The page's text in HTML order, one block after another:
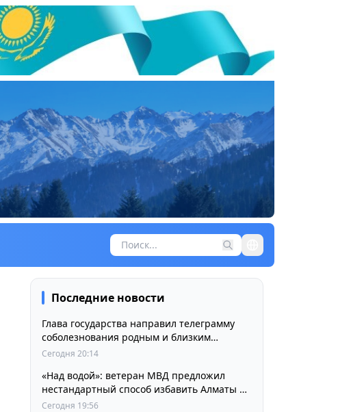
Последние новости
Глава государства направил телеграмму
соболезнования родным и близким
выдающегося кинорежиссера Ардака
Сегодня 20:14
«Над водой»: ветеран МВД предложил
нестандартный способ избавить Алматы от
пробок и смога
Сегодня 19:56